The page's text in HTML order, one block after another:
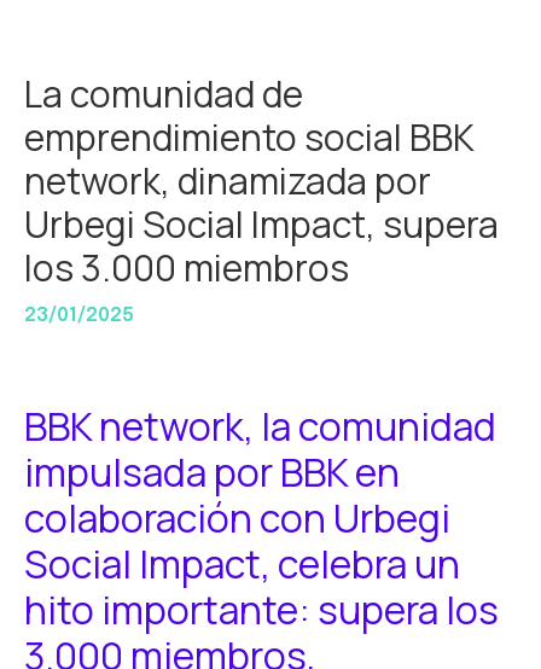
La comunidad de
emprendimiento social BBK
network, dinamizada por
Urbegi Social Impact, supera
los 3.000 miembros
23/01/2025
BBK network, la comunidad
impulsada por BBK en
colaboración con Urbegi
Social Impact, celebra un
hito importante: supera los
3.000 miembros,